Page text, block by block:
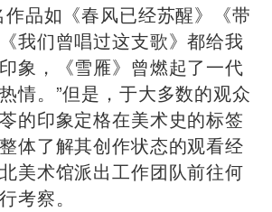
作品如《春风已经苏醒》《带
我们曾唱过这支歌》都给我
象，《雪雁》曾燃起了一代
情。”但是，于大多数的观众
的印象定格在美术史的标签
体了解其创作状态的观看经
美术馆派出工作团队前往何
考察。